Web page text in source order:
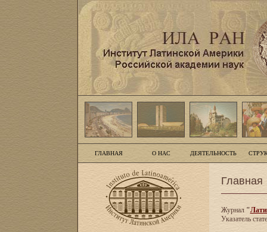
ГЛАВНАЯ О НАС ДЕЯТЕЛЬНОСТЬ
Главная
Журнал"
Указатель